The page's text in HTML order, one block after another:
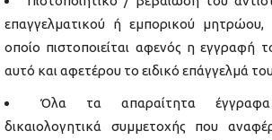
επαγγελματικού ή εμπορικού μητρώου,
οποίο πιστοποιείται αφενός η εγγραφή
αυτό και αφετέρου το ειδικό επάγγελμά
Όλα τα απαραίτητα
δικαιολογητικά συμμετοχής που